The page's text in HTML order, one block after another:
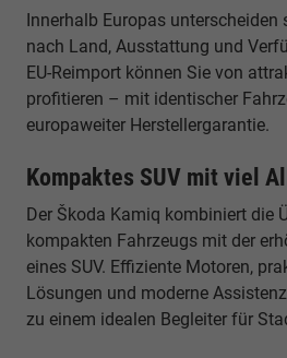
Innerhalb Europas unterscheiden
nach Land, Ausstattung und
EU-Reimport können Sie von
profitieren – mit identischer
europaweiter Herstellergarantie.
Kompaktes SUV mit viel
Der Škoda Kamiq kombiniert die
kompakten Fahrzeugs mit der
eines SUV. Effiziente Motoren,
Lösungen und moderne
zu einem idealen Begleiter für